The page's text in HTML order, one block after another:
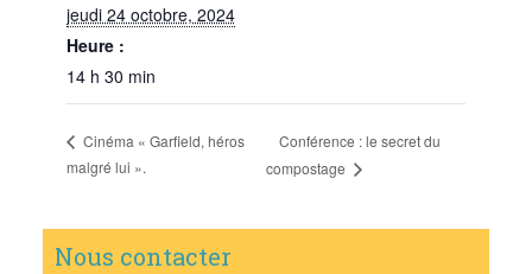
jeudi 24 octobre, 2024
Heure :
14 h 30 min
Cinéma « Garfield, héros
malgré lui ».
Conférence : le secret du
compostage
Nous contacter